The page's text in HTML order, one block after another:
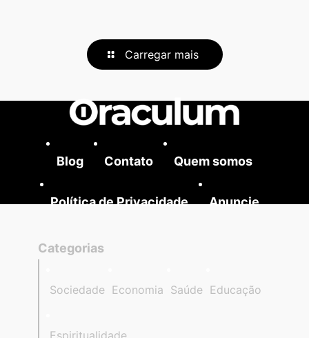
Carregar mais
Blog Contato Quem somos
Política de Privacidade Anuncie
Categorias
Sociedade Economia Saúde Educação
Espiritualidade